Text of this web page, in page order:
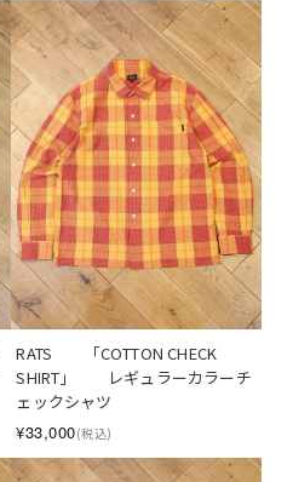
RATS　　「COTTON CHECK
SHIRT」　　レギュラーカラーチ
ェックシャツ
¥33,000(税込)